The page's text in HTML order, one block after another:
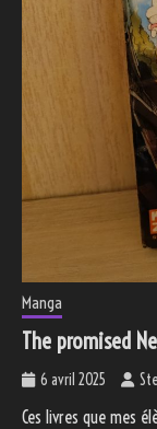
Manga
The promised
6 avril 2025
Ces livres que mes